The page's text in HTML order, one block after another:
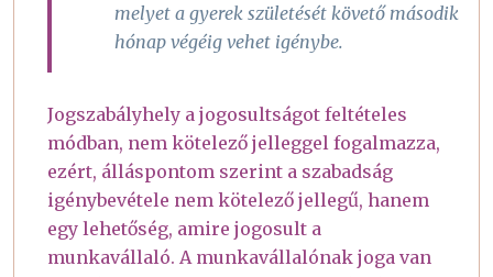
melyet a gyerek születését követő második
hónap végéig vehet igénybe.
Jogszabályhely a jogosultságot feltételes
módban, nem kötelező jelleggel fogalmazza,
ezért, álláspontom szerint a szabadság
igénybevétele nem kötelező jellegű, hanem
egy lehetőség, amire jogosult a
munkavállaló. A munkavállalónak joga van